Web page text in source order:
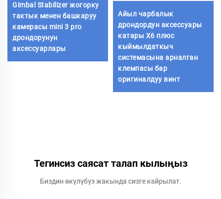
Gimbal Stabilizer жогорку
тактык менен башкаруу
камерасы mini 3 pro
дрондорунун
аксессуарлары
Айыл чарбалык
дрондордун аксессуары
катары X6 плюс
кыймылдаткыч
системасына арналган
клемпасы бар
оригиналдуу винт
Тегинсиз саясат талап кылыңыз
Биздин өкүлүбүз жакында сизге кайрылат.